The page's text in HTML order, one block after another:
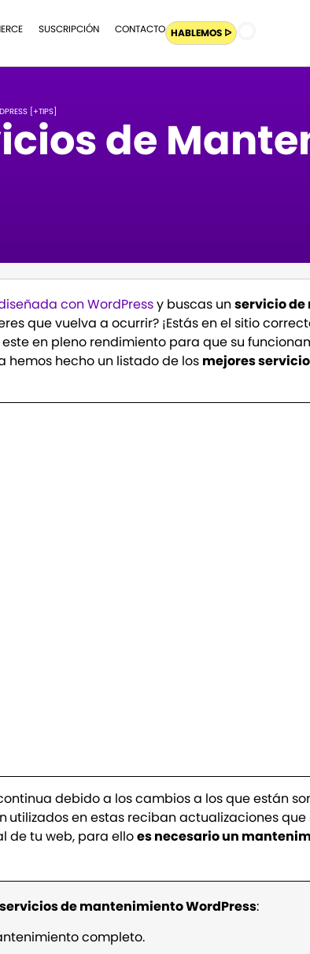
SUSCRIPCIÓN CONTACTO HABLEMOS ᐅ
[+TIPS]
de
con WordPressy buscas unservicio
que vuelva a ocurrir? ¡Estás en el sitio
en pleno rendimiento para que su
hemos hecho un listado de los mejores
debido a los cambios a los que están
utilizados en estas reciban actualizaciones
de tu web, para elloes necesario un
de mantenimiento WordPress:
completo.